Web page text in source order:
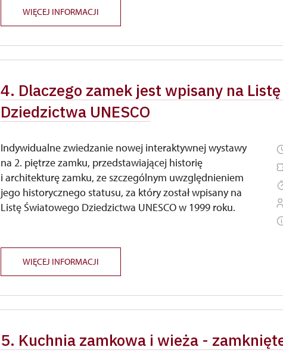
WIĘCEJ INFORMACJI
4. Dlaczego zamek jest wpisany na
Dziedzictwa UNESCO
Indywidualne zwiedzanie nowej interaktywnej wystawy
na 2. piętrze zamku, przedstawiającej historię
i architekturę zamku, ze szczególnym uwzględnieniem
jego historycznego statusu, za który został wpisany na
Listę Światowego Dziedzictwa UNESCO w 1999 roku.
WIĘCEJ INFORMACJI
5. Kuchnia zamkowa i wieża -